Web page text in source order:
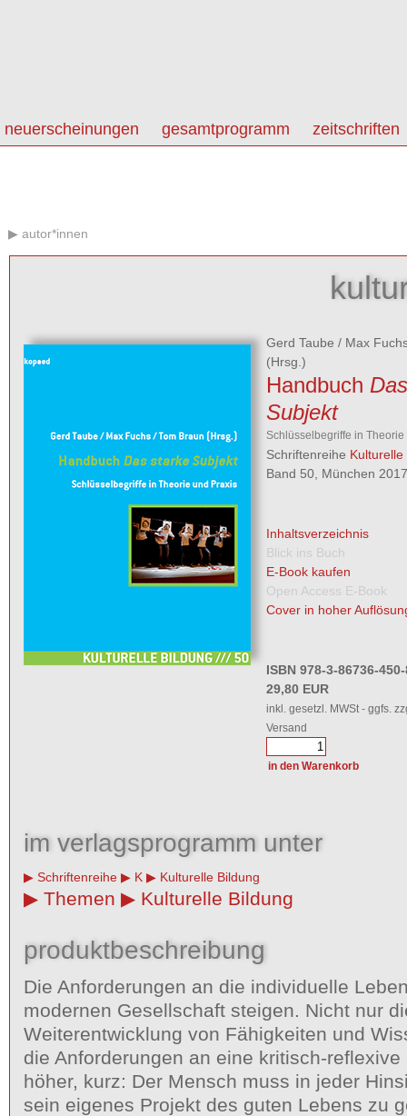
neuerscheinungen gesamtprogramm zeitschriften
autor*innen
Gerd Taube / Max
(Hrsg.)
Handbuch
Subjekt
Schlüsselbegriffe in Theorie
Schriftenreihe Kulturelle
Band 50, München
Inhaltsverzeichnis
Blick ins Buch
E-Book kaufen
Open Access E-Book
Cover in hoher
ISBN 978-3-86736-
29,80 EUR
inkl. gesetzl. MWSt - ggfs.
Versand
im verlagsprogramm unter
Schriftenreihe K Kulturelle Bildung
Themen Kulturelle Bildung
produktbeschreibung
Die Anforderungen an die individuelle
modernen Gesellschaft steigen. Nicht nur
Weiterentwicklung von Fähigkeiten und
die Anforderungen an eine kritisch-reflexive
höher, kurz: Der Mensch muss in jeder
sein eigenes Projekt des guten Lebens zu